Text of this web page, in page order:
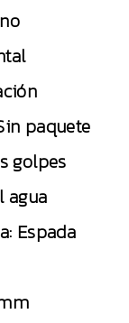
paquete
golpes
agua
Espada